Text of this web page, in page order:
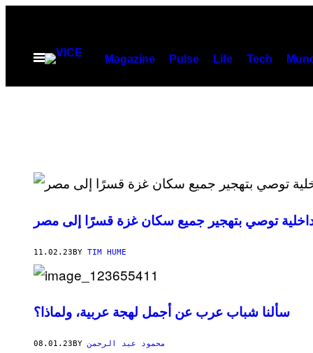
contentOpen
Magazine Pulse Life Tech
داخلية توصي بتهجير جميع سكان غزة قسرًا إلى مصر
11.02.23BY TIM HUME
سألنا شباب عرب عن أجمل لهجة عربية، ولماذا؟
08.01.23 BYمحمود عبد الرحمن